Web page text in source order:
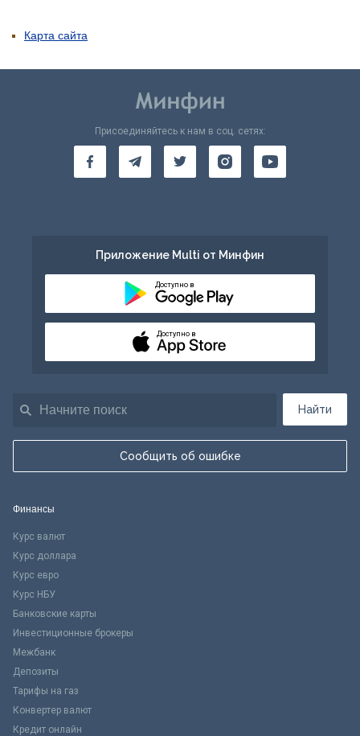
Карта сайта
Найти
Сообщить об ошибке
Присоединяйтесь к нам в соц. сетях:
Приложение Multi от Минфин
Доступно в
Доступно в
Финансы
Курс валют
Курс доллара
Курс евро
Курс НБУ
Банковские карты
Инвестиционные брокеры
Межбанк
Депозиты
Тарифы на газ
Конвертер валют
Кредит онлайн